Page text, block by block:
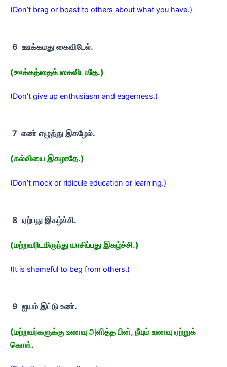
(Don’t brag or boast to others about what you have.)
6 ஊக்கமது கைவிடேல்.
(ஊக்கத்தைக் கைவிடாதே.)
(Don’t give up enthusiasm and eagerness.)
7 எண் எழுத்து இகழேல்.
(கல்வியை இகழாதே.)
(Don’t mock or ridicule education or learning.)
8 ஏற்பது இகழ்ச்சி.
(மற்றவரிடமிருந்து யாசிப்பது இகழ்ச்சி.)
(It is shameful to beg from others.)
9 ஐயம் இட்டு உண்.
(மற்றவர்களுக்கு உணவு அளித்த பின், நீயும் உணவு ஏற்றுக்
கொள்.